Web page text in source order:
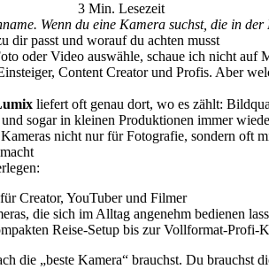
3 Min. Lesezeit
Wenn du eine Kamera suchst, die in
passt und worauf du achten musst
oder Video auswähle, schaue ich nicht auf
Content Creator und Profis. Aber
liefert oft genau dort, wo es zählt:
sogar in kleinen Produktionen immer
nicht nur für Fotografie, sondern oft
für Creator, YouTuber und Filmer
die sich im Alltag angenehm bedienen
Reise-Setup bis zur Vollformat-Profi-
die „beste Kamera“ brauchst. Du brauchst